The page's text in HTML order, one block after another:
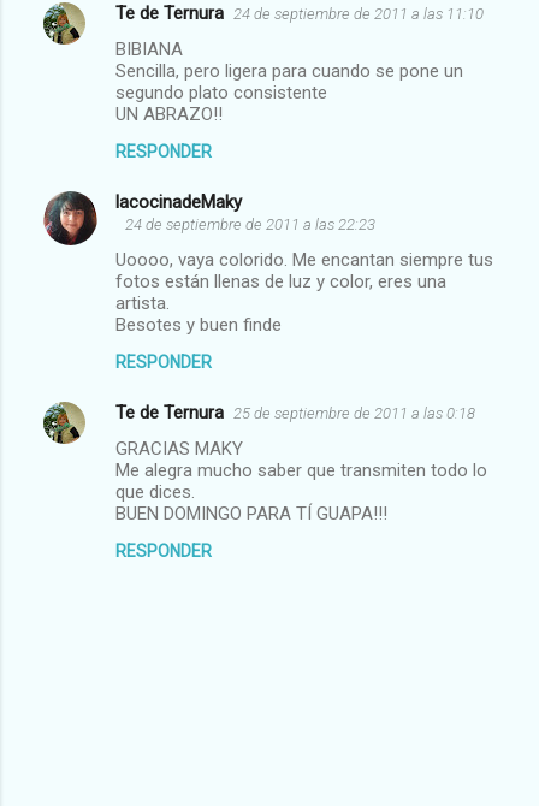
t
s
Te de Ternura 24 de septiembre de 2011 a las 11:10
BIBIANA
Sencilla, pero ligera para cuando se pone un
segundo plato consistente
UN ABRAZO!!
RESPONDER
lacocinadeMaky
24 de septiembre de 2011 a las 22:23
Uoooo, vaya colorido. Me encantan siempre tus
fotos están llenas de luz y color, eres una
artista.
Besotes y buen finde
RESPONDER
Te de Ternura 25 de septiembre de 2011 a las 0:18
GRACIAS MAKY
Me alegra mucho saber que transmiten todo lo
que dices.
BUEN DOMINGO PARA TÍ GUAPA!!!
RESPONDER